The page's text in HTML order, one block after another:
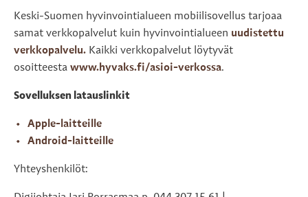
Keski-Suomen hyvinvointialueen mobiilisovellus tarjoaa
samat verkkopalvelut kuin hyvinvointialueen uudistettu
verkkopalvelu. Kaikki verkkopalvelut löytyvät
osoitteesta www.hyvaks.fi/asioi-verkossa.
Sovelluksen latauslinkit
Apple-laitteille
Android-laitteille
Yhteyshenkilöt: